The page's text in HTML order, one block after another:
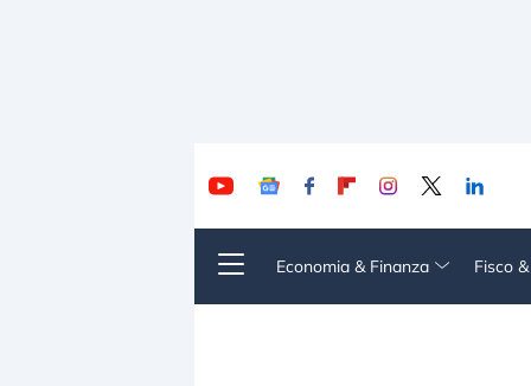
Economia & Finanza Fisco